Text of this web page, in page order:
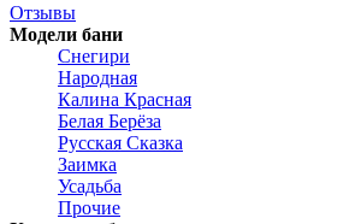
Отзывы
Модели бани
Снегири
Народная
Калина Красная
Белая Берёза
Русская Сказка
Заимка
Усадьба
Прочие